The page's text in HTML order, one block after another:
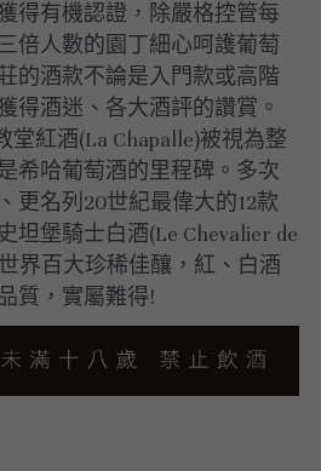
得有機認證，除嚴格控管每
倍人數的園丁細心呵護葡萄
的酒款不論是入門款或高階
得酒迷、各大酒評的讚賞。
堂紅酒(La Chapalle)被視為整
希哈葡萄酒的里程碑。多次
更名列20世紀最偉大的12款
坦堡騎士白酒(Le Chevalier de
界百大珍稀佳釀，紅、白酒
質，實屬難得!